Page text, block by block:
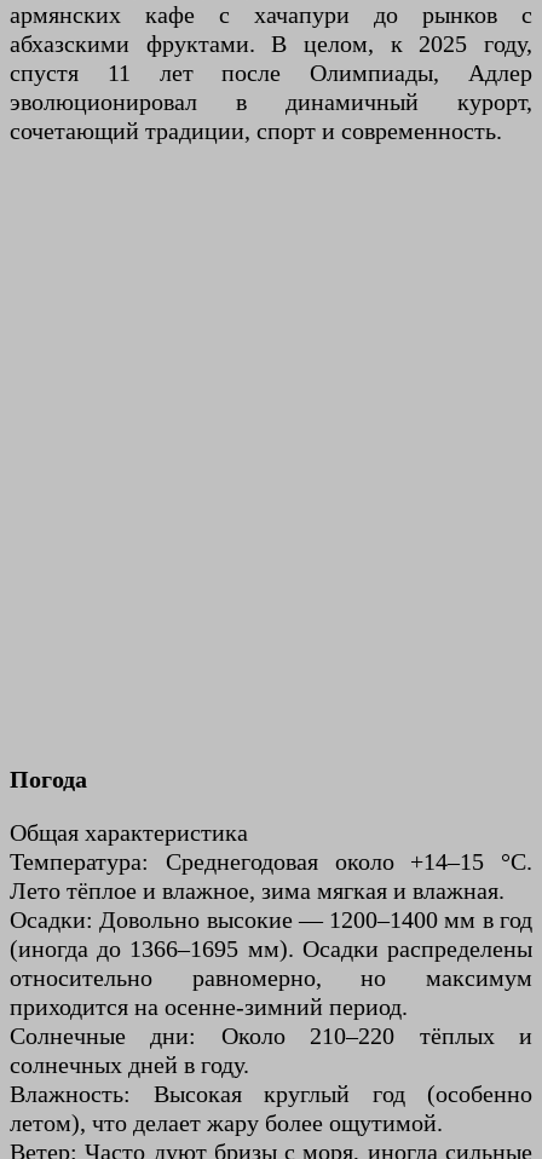
армянских кафе с хачапури до рынков с
абхазскими фруктами. В целом, к 2025 году,
спустя 11 лет после Олимпиады, Адлер
эволюционировал в динамичный курорт,
сочетающий традиции, спорт и современность.
Погода
Общая характеристика
Температура: Среднегодовая около +14–15 °C.
Лето тёплое и влажное, зима мягкая и влажная.
Осадки: Довольно высокие — 1200–1400 мм в год
(иногда до 1366–1695 мм). Осадки распределены
относительно равномерно, но максимум
приходится на осенне-зимний период.
Солнечные дни: Около 210–220 тёплых и
солнечных дней в году.
Влажность: Высокая круглый год (особенно
летом), что делает жару более ощутимой.
Ветер: Часто дуют бризы с моря, иногда сильные